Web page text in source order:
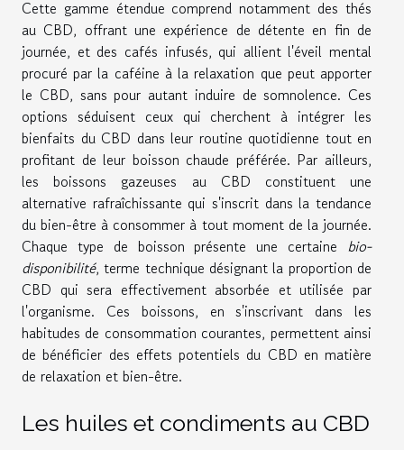
Cette gamme étendue comprend notamment des thés
au CBD, offrant une expérience de détente en fin de
journée, et des cafés infusés, qui allient l'éveil mental
procuré par la caféine à la relaxation que peut apporter
le CBD, sans pour autant induire de somnolence. Ces
options séduisent ceux qui cherchent à intégrer les
bienfaits du CBD dans leur routine quotidienne tout en
profitant de leur boisson chaude préférée. Par ailleurs,
les boissons gazeuses au CBD constituent une
alternative rafraîchissante qui s'inscrit dans la tendance
du bien-être à consommer à tout moment de la journée.
Chaque type de boisson présente une certaine bio-
disponibilité, terme technique désignant la proportion de
CBD qui sera effectivement absorbée et utilisée par
l'organisme. Ces boissons, en s'inscrivant dans les
habitudes de consommation courantes, permettent ainsi
de bénéficier des effets potentiels du CBD en matière
de relaxation et bien-être.
Les huiles et condiments au CBD